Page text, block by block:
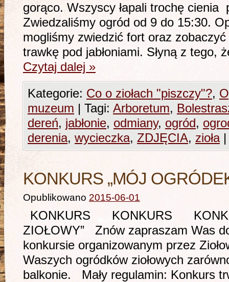
gorąco. Wszyscy łapali trochę cienia
Zwiedzaliśmy ogród od 9 do 15:30.
mogliśmy zwiedzić fort oraz zobaczyć
trawkę pod jabłoniami. Słyną z tego,
Czytaj dalej »
Kategorie: Co o ziołach "piszczy"?,
muzeum | Tagi: Arboretum,
dereń, jabłonie, odmiany, ogród,
derenia, wycieczka, ZDJĘCIA, zioła |
KONKURS „MÓJ
Opublikowano 2015-06-01
KONKURS KONKURS
ZIOŁOWY” Znów zapraszam Was
konkursie organizowanym przez
Waszych ogródków ziołowych
balkonie. Mały regulamin: Konkurs